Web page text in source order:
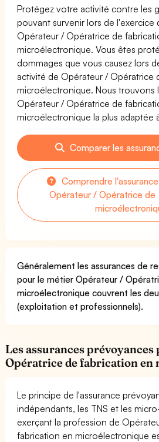
Protégez votre activité contre les
pouvant survenir lors de l'exercice
Opérateur / Opératrice de
microélectronique. Vous êtes
dommages que vous causez lors
activité de Opérateur / Opératrice
microélectronique. Nous trouvons
Opérateur / Opératrice de
microélectronique la plus adaptée
Comparer les
Comprendre
Opérateur / Opératrice de
Généralement les assurances de
pour le métier Opérateur /
microélectronique couvrent les
(exploitation et professionnels).
Les assurances
Opératrice de fabrication
Le principe de l'assurance
indépendants, les TNS et les
exerçant la profession de
fabrication en microélectronique